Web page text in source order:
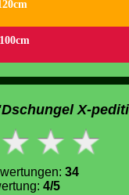
X-
34
4/5